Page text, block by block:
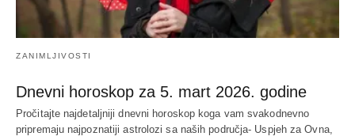
ZANIMLJIVOSTI
Dnevni horoskop za 5. mart 2026. godine
Pročitajte najdetaljniji dnevni horoskop koga vam svakodnevno
pripremaju najpoznatiji astrolozi sa naših područja- Uspjeh za Ovna,